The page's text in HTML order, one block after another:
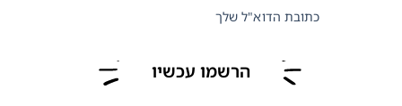
כתובת הדוא"ל שלך
הרשמו עכשיו